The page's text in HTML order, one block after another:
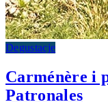
Degustacje
Carménère i
Patronales